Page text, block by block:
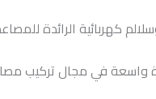
كهربائية الرائدة
واسعة في مجال تركيب